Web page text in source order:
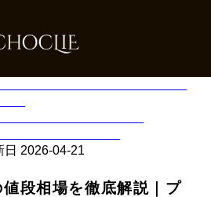
日 2026-04-21
段相場を徹底解説｜プ